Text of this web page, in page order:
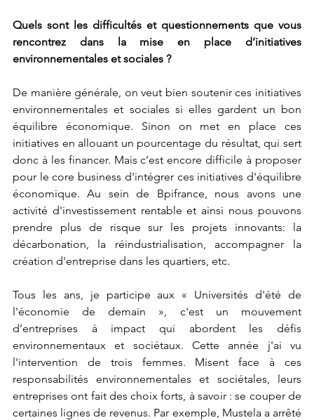
Quels sont les difficultés et questionnements que vous
rencontrez dans la mise en place d’initiatives
environnementales et sociales ?
De manière générale, on veut bien soutenir ces initiatives
environnementales et sociales si elles gardent un bon
équilibre économique. Sinon on met en place ces
initiatives en allouant un pourcentage du résultat, qui sert
donc à les financer. Mais c’est encore difficile à proposer
pour le core business d'intégrer ces initiatives d'équilibre
économique. Au sein de Bpifrance, nous avons une
activité d'investissement rentable et ainsi nous pouvons
prendre plus de risque sur les projets innovants: la
décarbonation, la réindustrialisation, accompagner la
création d'entreprise dans les quartiers, etc.
Tous les ans, je participe aux « Universités d'été de
l'économie de demain », c'est un mouvement
d’entreprises à impact qui abordent les défis
environnementaux et sociétaux. Cette année j'ai vu
l'intervention de trois femmes. Misent face à ces
responsabilités environnementales et sociétales, leurs
entreprises ont fait des choix forts, à savoir : se couper de
certaines lignes de revenus. Par exemple, Mustela a arrêté